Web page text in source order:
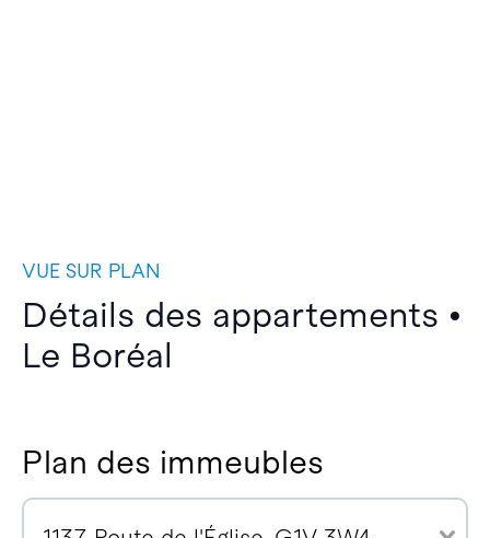
VUE SUR PLAN
Détails des appartements •
Le Boréal
Plan des immeubles